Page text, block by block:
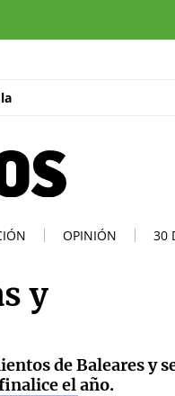
OPINIÓN 30
y
de Baleares y
el año.